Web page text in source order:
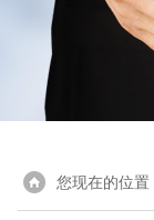
您现在的位置